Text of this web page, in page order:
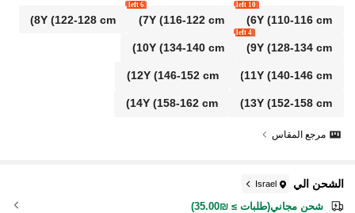
6Y (110-116 cm)
10 left
7Y(116-122 cm)
6 left
8Y (122-128 cm)
9Y (128-134 cm)
4 left
10Y(134-140 cm)
11Y (140-146 cm)
12Y(146-152 cm)
13Y (152-158 cm)
14Y(158-162 cm)
مرجع المقاس
الشحن الي Israel
شحن مجاني(طلبات ≥ ₪35.00)